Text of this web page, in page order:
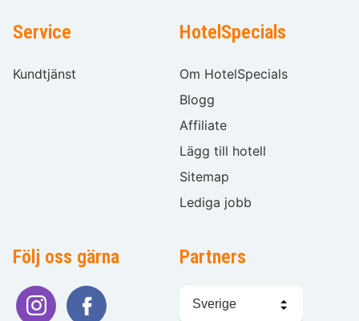
Service
Kundtjänst
HotelSpecials
Om HotelSpecials
Blogg
Affiliate
Lägg till hotell
Sitemap
Lediga jobb
Följ oss gärna Partners
språk